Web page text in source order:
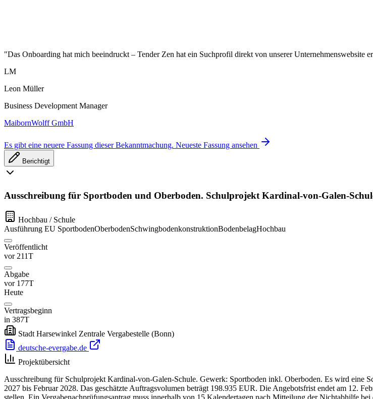
"Das Onboarding hat mich beeindruckt – Tender Zen hat ein Suchprofil direkt von unserer Unternehmenswebsite
LM
Leon Müller
Business Development Manager
MaibornWolff GmbH
Es gibt eine neuere Fassung dieser Bekanntmachung. Neueste Fassung ansehen
Berichtigt
Ausschreibung für Sportboden und Oberboden. Schulprojekt Kardinal-von-Galen-
Hochbau / Schule
Ausführung EU SportbodenOberbodenSchwingbodenkonstruktionBodenbelagHochbau
Veröffentlicht
vor 211T
Abgabe
vor 177T
Heute
Vertragsbeginn
in 387T
Stadt Harsewinkel Zentrale Vergabestelle (Bonn)
deutsche-evergabe.de
Projektübersicht
Ausschreibung für Schulprojekt Kardinal-von-Galen-Schule. Gewerk: Sportboden inkl. Oberboden. Es wird eine
2027 bis Februar 2028. Das geschätzte Auftragsvolumen beträgt 198.935 EUR. Die Angebotsfrist endet am 12.